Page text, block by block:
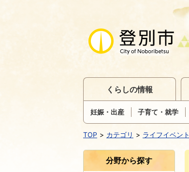
くらしの情報
妊娠・出産 子育て・就学
TOP カテゴリ ライフイベント
分野から探す